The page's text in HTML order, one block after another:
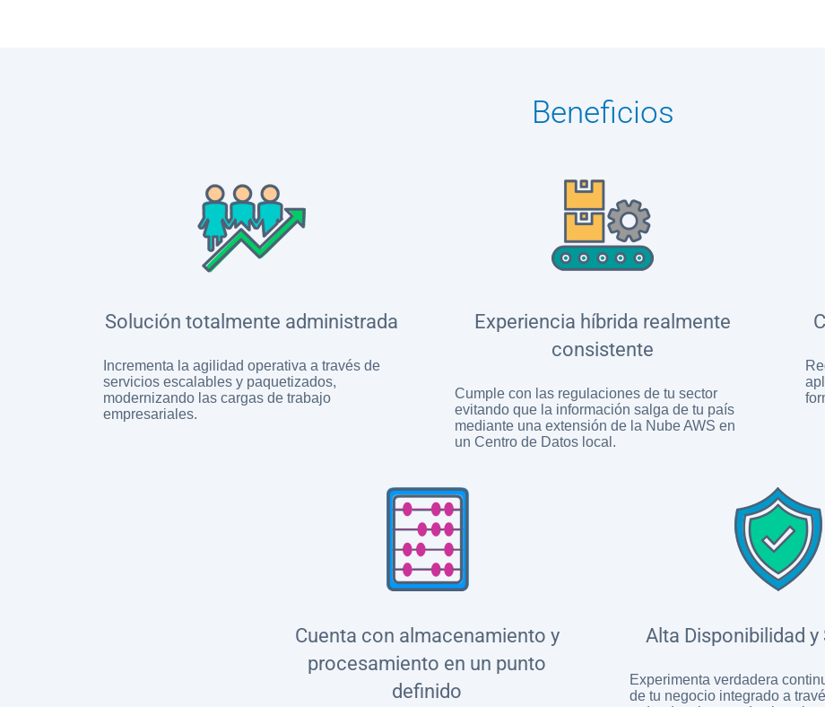
Beneficios
Solución totalmente administrada
Incrementa la agilidad operativa a través de
servicios escalables y paquetizados,
modernizando las cargas de trabajo
empresariales.
Experiencia híbrida realmente
consistente
Cumple con las regulaciones de tu sector
evitando que la información salga de tu país
mediante una extensión de la Nube AWS en
un Centro de Datos local.
Cuenta con almacenamiento y
procesamiento en un punto
definido
Alta Disponibilidad y
Experimenta verdadera
de tu negocio integrado a